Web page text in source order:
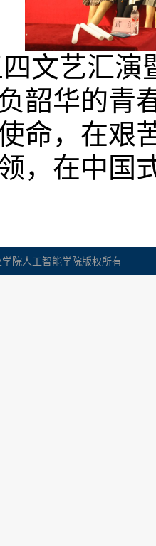
四文艺汇演
韶华的青
命，在艰
， 在中国
院人工智能学院版权所有